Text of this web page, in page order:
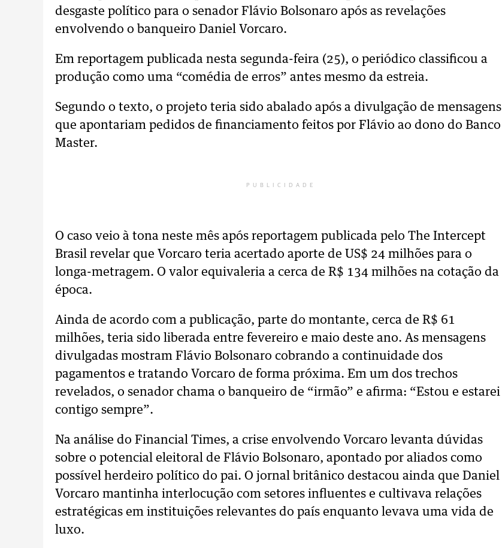
desgaste político para o senador Flávio Bolsonaro após as revelações
envolvendo o banqueiro Daniel Vorcaro.
Em reportagem publicada nesta segunda-feira (25), o periódico classificou a
produção como uma “comédia de erros” antes mesmo da estreia.
Segundo o texto, o projeto teria sido abalado após a divulgação de mensagens
que apontariam pedidos de financiamento feitos por Flávio ao dono do Banco
Master.
PUBLICIDADE
O caso veio à tona neste mês após reportagem publicada pelo The Intercept
Brasil revelar que Vorcaro teria acertado aporte de US$ 24 milhões para o
longa-metragem. O valor equivaleria a cerca de R$ 134 milhões na cotação da
época.
Ainda de acordo com a publicação, parte do montante, cerca de R$ 61
milhões, teria sido liberada entre fevereiro e maio deste ano. As mensagens
divulgadas mostram Flávio Bolsonaro cobrando a continuidade dos
pagamentos e tratando Vorcaro de forma próxima. Em um dos trechos
revelados, o senador chama o banqueiro de “irmão” e afirma: “Estou e estarei
contigo sempre”.
Na análise do Financial Times, a crise envolvendo Vorcaro levanta dúvidas
sobre o potencial eleitoral de Flávio Bolsonaro, apontado por aliados como
possível herdeiro político do pai. O jornal britânico destacou ainda que Daniel
Vorcaro mantinha interlocução com setores influentes e cultivava relações
estratégicas em instituições relevantes do país enquanto levava uma vida de
luxo.